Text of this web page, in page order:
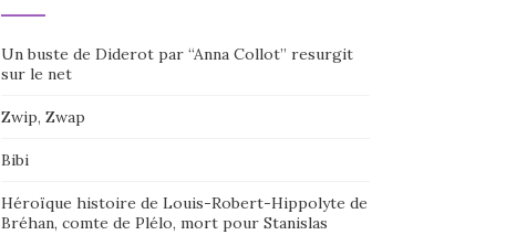
Un buste de Diderot par “Anna Collot” resurgit
sur le net
Zwip, Zwap
Bibi
Héroïque histoire de Louis-Robert-Hippolyte de
Bréhan, comte de Plélo, mort pour Stanislas